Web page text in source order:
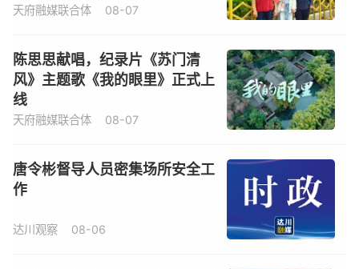
天府融媒联合体 08-07
陈思思献唱，纪录片《苏门清
风》主题歌《我的眼里》正式上
线
天府融媒联合体 08-07
唐令彬督导人员密集场所安全工
作
达川观察 08-06